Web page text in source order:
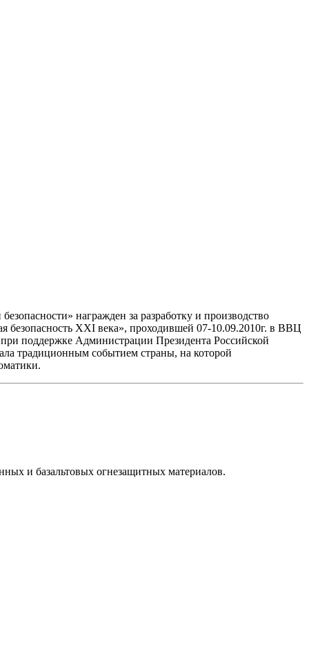
награжден за разработку и производство
XXI века», проходившей 07-10.09.2010г. в ВВЦ
поддержке Администрации Президента Российской
традиционным событием страны, на которой
и базальтовых огнезащитных материалов.